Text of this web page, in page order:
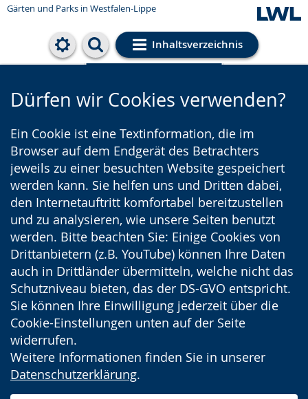
Gärten und Parks in Westfalen-Lippe
Inhaltsverzeichnis
Cookie-Einstellungen
Dürfen wir Cookies verwenden?
Ein Cookie ist eine Textinformation, die im
Browser auf dem Endgerät des Betrachters
jeweils zu einer besuchten Website gespeichert
werden kann. Sie helfen uns und Dritten dabei,
den Internetauftritt komfortabel bereitzustellen
und zu analysieren, wie unsere Seiten benutzt
werden. Bitte beachten Sie: Einige Cookies von
Drittanbietern (z.B. YouTube) können Ihre Daten
auch in Drittländer übermitteln, welche nicht das
Schutzniveau bieten, das der DS-GVO entspricht.
Sie können Ihre Einwilligung jederzeit über die
Cookie-Einstellungen unten auf der Seite
widerrufen.
Weitere Informationen finden Sie in unserer
Datenschutzerklärung.